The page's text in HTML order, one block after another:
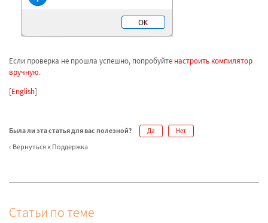
Если проверка не прошла успешно, попробуйте настроить компилятор
вручную.
[English]
Была ли эта статья для вас полезной? Да Нет
Вернуться к Поддержка
Статьи по теме